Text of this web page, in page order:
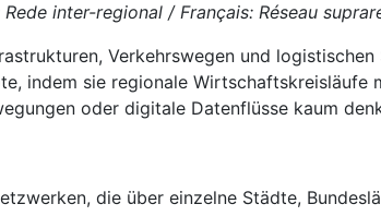
inter-regional / Français: Réseau
Verkehrswegen und
indem sie regionale Wirtschaftskreisläufe
oder digitale Datenflüsse kaum
die über einzelne Städte,